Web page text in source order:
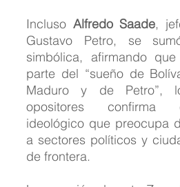
Incluso Alfredo Saade,
Gustavo Petro, se
simbólica, afirmando
parte del “sueño de
Maduro y de Petro”,
opositores confirma
ideológico que preocupa
a sectores políticos y
de frontera.